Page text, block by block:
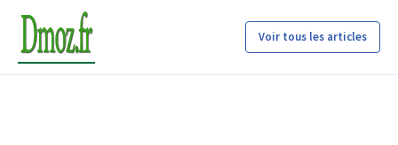
Voir tous les articles